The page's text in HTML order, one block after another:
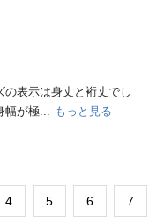
表示は身丈と裄丈でし
幅が極...
もっと見る
​4 ​5 ​6 ​7